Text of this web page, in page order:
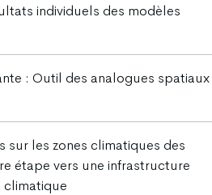
individuels des modèles
: Outil des analogues spatiaux
sur les zones climatiques des
étape vers une infrastructure
climatique